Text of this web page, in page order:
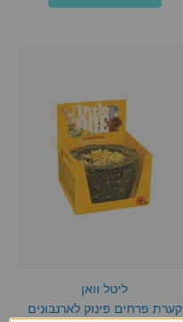
ליטל וואן
קערת פרחים פינוק לארנבונים